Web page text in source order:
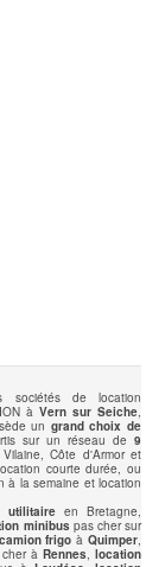
sociétés de location
àVern sur Seiche,
un grand choix de
sur un réseau de9
Côte d'Armor et
courte durée, ou
à la semaine et location
utilitaire en Bretagne,
minibus pas cher sur
camion frigo àQuimper,
cher àRennes,location